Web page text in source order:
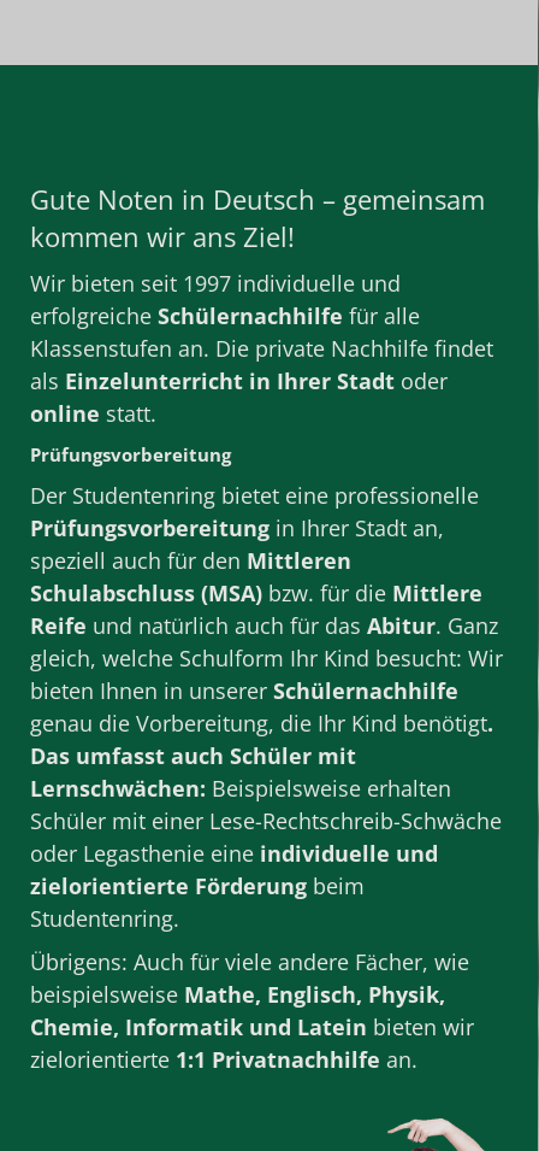
Gute Noten in Deutsch – gemeinsam
kommen wir ans Ziel!
Wir bieten seit 1997 individuelle und
erfolgreiche Schülernachhilfe für alle
Klassenstufen an. Die private Nachhilfe findet
als Einzelunterricht in Ihrer Stadt oder
online statt.
Prüfungsvorbereitung
Der Studentenring bietet eine professionelle
Prüfungsvorbereitung in Ihrer Stadt an,
speziell auch für den Mittleren
Schulabschluss (MSA) bzw. für die Mittlere
Reife und natürlich auch für das Abitur. Ganz
gleich, welche Schulform Ihr Kind besucht: Wir
bieten Ihnen in unserer Schülernachhilfe
genau die Vorbereitung, die Ihr Kind benötigt.
Das umfasst auch Schüler mit
Lernschwächen: Beispielsweise erhalten
Schüler mit einer Lese-Rechtschreib-Schwäche
oder Legasthenie eine individuelle und
zielorientierte Förderung beim
Studentenring.
Übrigens: Auch für viele andere Fächer, wie
beispielsweise Mathe, Englisch, Physik,
Chemie, Informatik und Latein bieten wir
zielorientierte 1:1 Privatnachhilfe an.